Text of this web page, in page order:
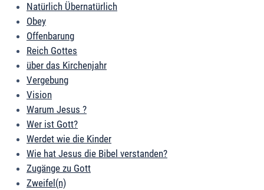
Natürlich Übernatürlich
Obey
Offenbarung
Reich Gottes
über das Kirchenjahr
Vergebung
Vision
Warum Jesus ?
Wer ist Gott?
Werdet wie die Kinder
Wie hat Jesus die Bibel verstanden?
Zugänge zu Gott
Zweifel(n)